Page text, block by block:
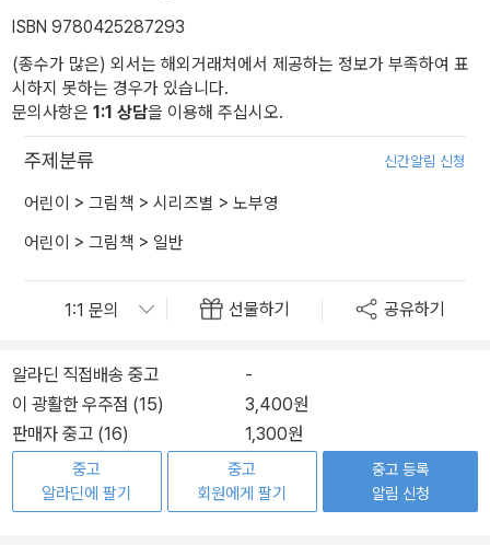
ISBN 9780425287293
(종수가 많은) 외서는 해외거래처에서 제공하는 정보가 부족하여 표
시하지 못하는 경우가 있습니다.
문의사항은 1:1 상담을 이용해 주십시오.
주제분류 신간알림 신청
어린이 > 그림책 > 시리즈별 > 노부영
어린이 > 그림책 > 일반
선물하기 공유하기
알라딘 직접배송 중고
-
이 광활한 우주점 (15)
3,400원
판매자 중고 (16)
1,300원
중고
알라딘에 팔기
중고
회원에게 팔기
중고 등록
알림 신청